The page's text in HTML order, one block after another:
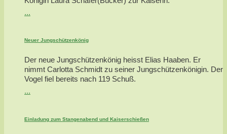
...
Neuer Jungschützenkönig
Der neue Jungschützenkönig heisst Elias Haaben. Er
nimmt Carlotta Schmidt zu seiner Jungschützenkönigin. Der
Vogel fiel bereits nach 119 Schuß.
...
Einladung zum Stangenabend und Kaiserschießen